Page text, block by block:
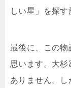
しい星」を探す
最後に、この物
思います。大
ありません。し